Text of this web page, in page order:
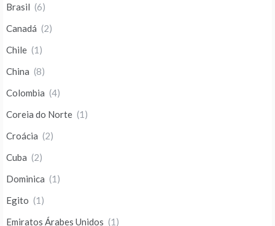
Brasil (6)
Canadá (2)
Chile (1)
China (8)
Colombia (4)
Coreia do Norte (1)
Croácia (2)
Cuba (2)
Dominica (1)
Egito (1)
Emiratos Árabes Unidos (1)